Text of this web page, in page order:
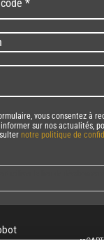
vous consentez à
sur nos actualités,
notre politique de